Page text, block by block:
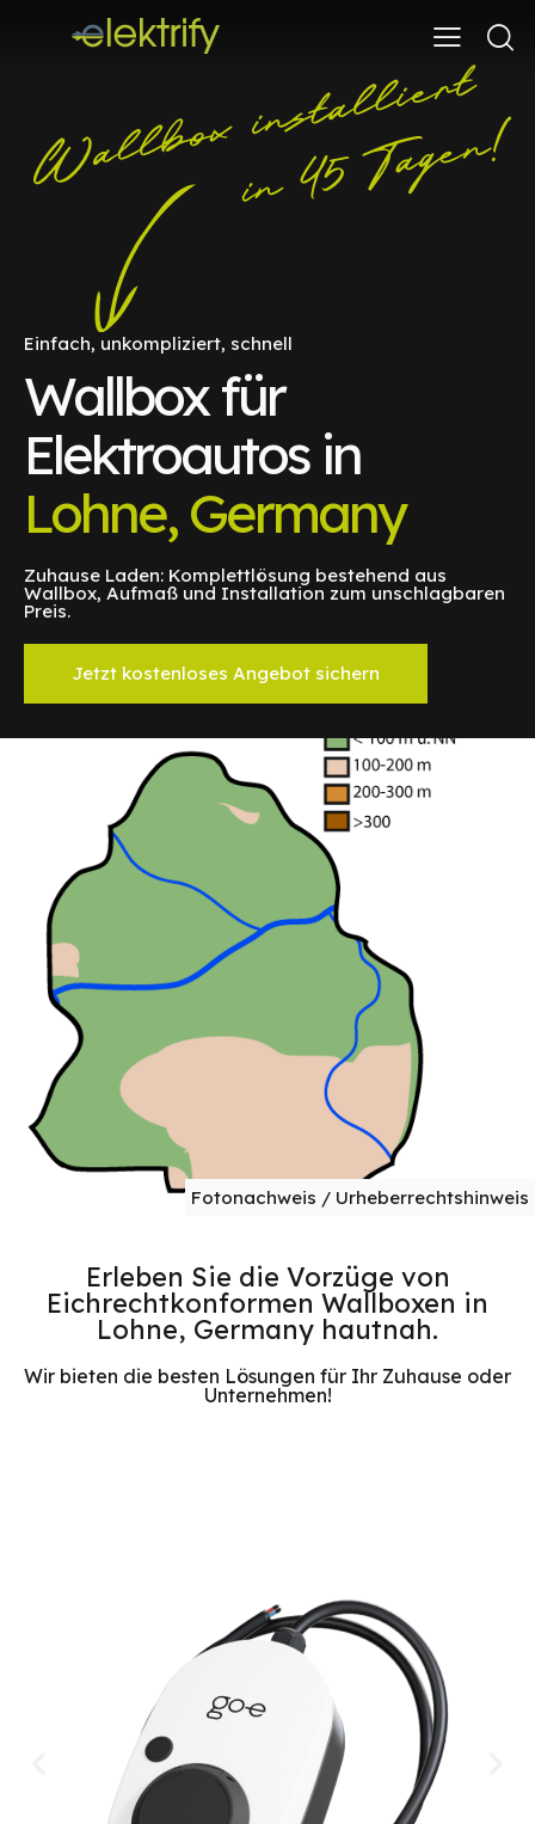
Einfach, unkompliziert, schnell
Wallbox für
Elektroautos in
Lohne, Germany
Zuhause Laden: Komplettlösung bestehend aus
Wallbox, Aufmaß und Installation zum unschlagbaren
Preis.
Jetzt kostenloses Angebot sichern
Fotonachweis / Urheberrechtshinweis
Erleben Sie die Vorzüge von
Eichrechtkonformen Wallboxen in
Lohne, Germany hautnah.
Wir bieten die besten Lösungen für Ihr Zuhause oder
Unternehmen!